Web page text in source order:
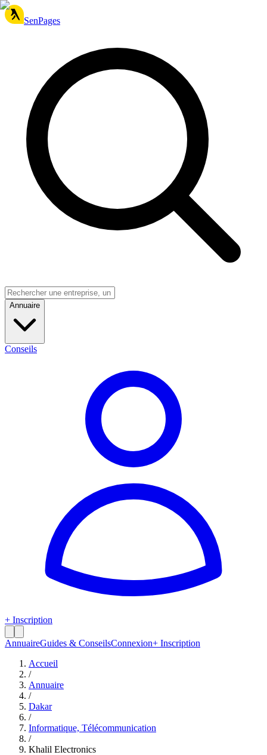
SenPages
Annuaire
Conseils
+ Inscription
AnnuaireGuides & ConseilsConnexion+ Inscription
Accueil
/
Annuaire
/
Dakar
/
Informatique, Télécommunication
/
Khalil Electronics